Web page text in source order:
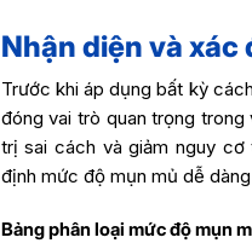
Nhận diện và
Trước khi áp dụng bất kỳ
đóng vai trò quan trọng
trị sai cách và giảm nguy cơ
định mức độ mụn mủ dễ
Bảng phân loại mức độ mụn